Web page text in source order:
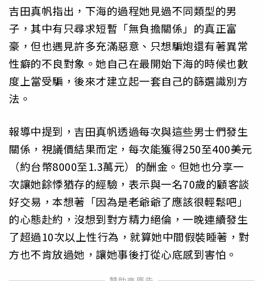
吉田真帆指出，下海的過程她見過不同類型的男
子，其中有只尋求短暫「無負擔關係」的真正富
豪，但也遇見許多充滿惡意、只想騙炮還有著異常
性癖的不良對象。她自己在最開始下海的時候也數
度上當受騙，後來才建立起一套自己的篩選識別方
法。
報導中提到，吉田真帆透過每次與這些男士們發生
關係，視議價結果而定，每次能獲得250至400美元
（約台幣8000至1.3萬元）的酬金。但她也分享一
次讓她餘悸猶存的經驗，表示與一名70歲的顧客談
好交易，本想著「因為是老爺爺了應該很輕鬆吧」
的心態赴約，沒想到對方精力絕倫，一晚連續發生
了超過10次以上性行為，就算她中間假裝睡著，對
方也不肯放過她，讓她事後打從心底感到害怕。